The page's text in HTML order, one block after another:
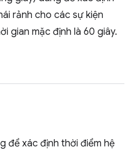
rảnh cho các sự kiện
gian mặc định là 60 giây.
để xác định thời điểm hệ